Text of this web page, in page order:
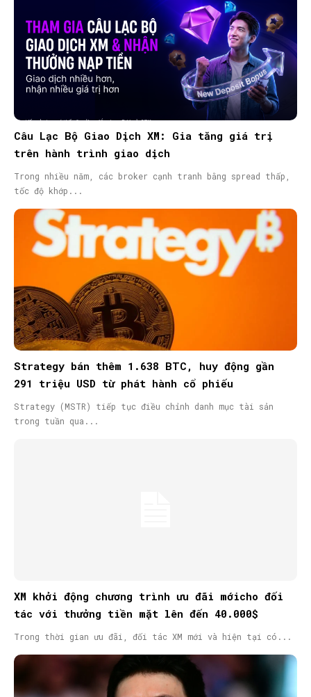
Câu Lạc Bộ Giao Dịch XM: Gia tăng giá trị
trên hành trình giao dịch
Trong nhiều năm, các broker cạnh tranh bằng spread thấp,
tốc độ khớp...
Strategy bán thêm 1.638 BTC, huy động gần
291 triệu USD từ phát hành cổ phiếu
Strategy (MSTR) tiếp tục điều chỉnh danh mục tài sản
trong tuần qua...
XM khởi động chương trình ưu đãi mớicho đối
tác với thưởng tiền mặt lên đến 40.000$
Trong thời gian ưu đãi, đối tác XM mới và hiện tại có...